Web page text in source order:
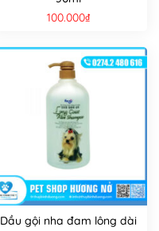
100.000₫
Dầu gội nha đam lông dài